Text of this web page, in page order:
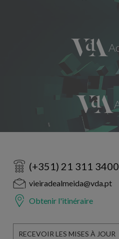
(+351) 21 311 3400
vieiradealmeida@vda.pt
Obtenir l'itinéraire
RECEVOIR LES MISES À JOUR